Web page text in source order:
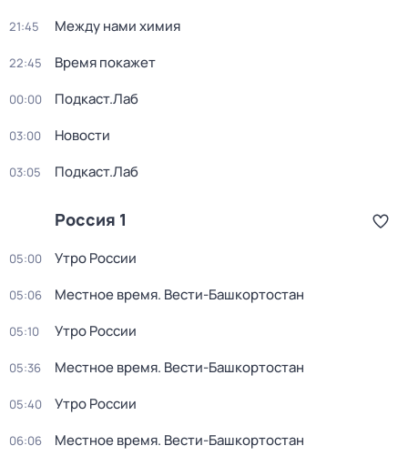
21:45 Между нами химия
22:45 Время покажет
00:00 Подкаст.Лаб
03:00 Новости
03:05 Подкаст.Лаб
Россия 1
05:00 Утро России
05:06 Местное время. Вести-Башкортостан
05:10 Утро России
05:36 Местное время. Вести-Башкортостан
05:40 Утро России
06:06 Местное время. Вести-Башкортостан